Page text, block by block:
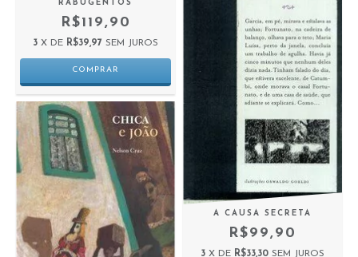
RABUGENTOS
R$119,90
3 X DE R$39,97 SEM JUROS
A CAUSA SECRETA
R$99,90
3 X DE R$33,30 SEM JUROS